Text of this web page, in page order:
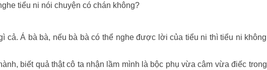
tiểu ni nói chuyện có chán không?
cả. Á bà bà, nếu bà bà có thể nghe được lời của tiểu ni thì tiểu ni không
biết quả thật cô ta nhận lầm mình là bộc phụ vừa câm vừa điếc trong